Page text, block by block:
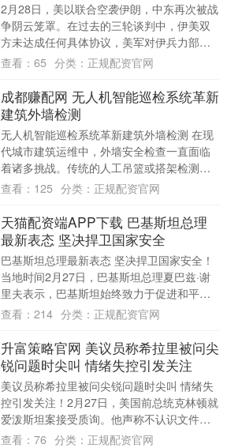
2月28日，美以联合空袭伊朗，中东再次被战
争阴云笼罩。在过去的三轮谈判中，伊美双
方未达成任何具体协议，美军对伊兵力部署
规模更堪比1998年“沙漠之狐”行动。 然....
查看： 65 分类： 正规配资官网
成都赚配网 无人机智能巡检系统革新
建筑外墙检测
无人机智能巡检系统革新建筑外墙检测 在现
代城市建筑运维中，外墙安全检查一直面临
着诸多挑战。传统的人工吊篮或搭架检测方
式不仅效率低下、成本高昂，更存在显著的
查看： 125 分类： 正规配资官网
天猫配资端APP下载 巴基斯坦总理
最新表态 坚决捍卫国家安全
巴基斯坦总理最新表态 坚决捍卫国家安全！
当地时间2月27日，巴基斯坦总理夏巴兹·谢
里夫表示，巴基斯坦始终致力于促进和平，
但绝不允许任何损害国家完整的行为发生。
查看： 214 分类： 正规配资官网
升富策略官网 美议员称希拉里被问尖
锐问题时尖叫 情绪失控引发关注
美议员称希拉里被问尖锐问题时尖叫 情绪失
控引发关注！2月27日，美国前总统克林顿就
爱泼斯坦案接受质询。他声称不认识文件照
片中与他同处按摩浴缸中的女子，并且没有
查看： 76 分类： 正规配资官网